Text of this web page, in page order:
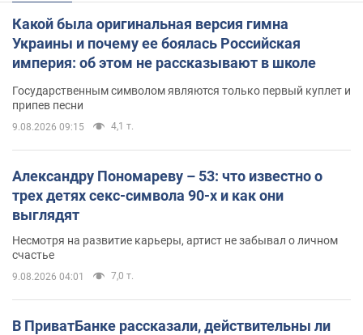
Какой была оригинальная версия гимна
Украины и почему ее боялась Российская
империя: об этом не рассказывают в школе
Государственным символом являются только первый куплет и
припев песни
9.08.2026 09:15 4,1 т.
Александру Пономареву – 53: что известно о
трех детях секс-символа 90-х и как они
выглядят
Несмотря на развитие карьеры, артист не забывал о личном
счастье
9.08.2026 04:01 7,0 т.
В ПриватБанке рассказали, действительны ли